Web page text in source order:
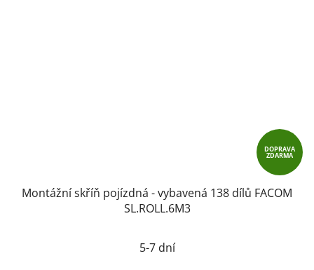
DOPRAVA
ZDARMA
Montážní skříň pojízdná - vybavená 138 dílů FACOM
SL.ROLL.6M3
5-7 dní